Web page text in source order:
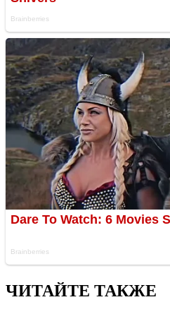
ЧИТАЙТЕ ТАКЖЕ